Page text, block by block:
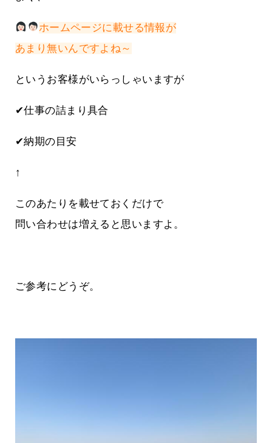
ホームページに載せる情報が
あまり無いんですよね～
というお客様がいらっしゃいますが
✔仕事の詰まり具合
✔納期の目安
↑
このあたりを載せておくだけで
問い合わせは増えると思いますよ。
ご参考にどうぞ。